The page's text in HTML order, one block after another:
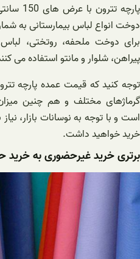
پارچه
دوخت انواع لباس بیمارستانی به
برای دوخت ملحفه، روتختی،
پیراهن، شلوار و مانتو استفاده می
توجه کنید که قیمت عمده پارچه
گرماژهای مختلف و هم چنین
است و با توجه به نوسانات بازار،
خرید خواهید داشت.
برتری خرید غیرحضوری به خرید